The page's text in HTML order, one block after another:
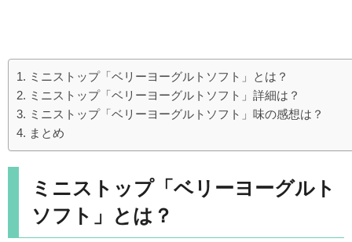
ミニストップ「ベリーヨーグルトソフト」とは？
ミニストップ「ベリーヨーグルトソフト」詳細は？
ミニストップ「ベリーヨーグルトソフト」味の感想は？
まとめ
ミニストップ「ベリーヨーグルト
ソフト」とは？